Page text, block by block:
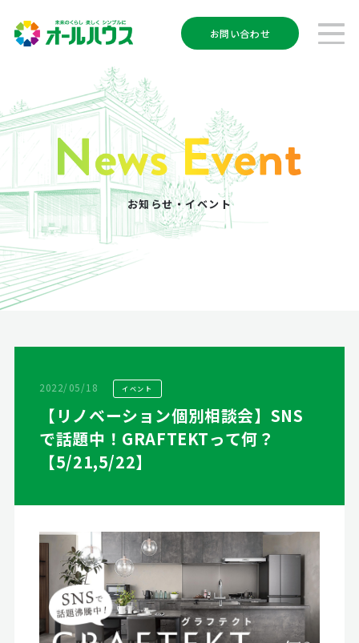
お問い合わせ
お知らせ・イベント
2022/05/18 イベント
【リノベーション個別相談会】SNS
で話題中！GRAFTEKTって何？
【5/21,5/22】